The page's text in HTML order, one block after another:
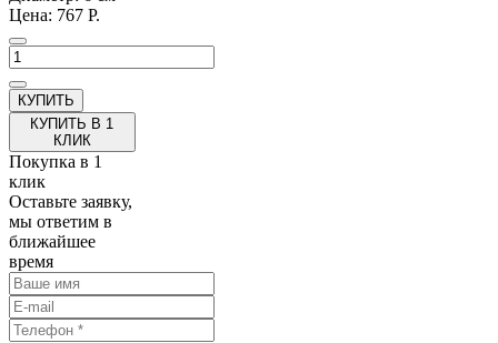
Цена: 767 Р.
КУПИТЬ В 1
КЛИК
Покупка в 1
клик
Оставьте заявку,
мы ответим в
ближайшее
время